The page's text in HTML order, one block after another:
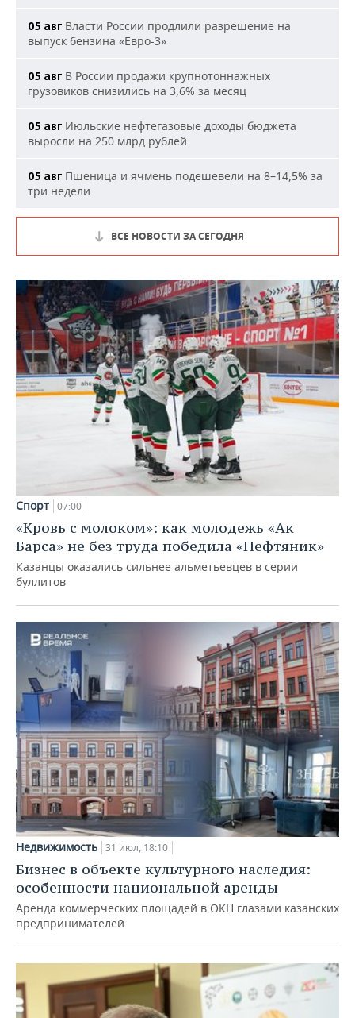
05 авг Власти России продлили разрешение на
выпуск бензина «Евро-3»
05 авг В России продажи крупнотоннажных
грузовиков снизились на 3,6% за месяц
05 авг Июльские нефтегазовые доходы бюджета
выросли на 250 млрд рублей
05 авг Пшеница и ячмень подешевели на 8–14,5% за
три недели
ВСЕ НОВОСТИ ЗА СЕГОДНЯ
Спорт 07:00
«Кровь с молоком»: как молодежь «Ак
Барса» не без труда победила «Нефтяник»
Казанцы оказались сильнее альметьевцев в серии
буллитов
Недвижимость 31 июл, 18:10
Бизнес в объекте культурного наследия:
особенности национальной аренды
Аренда коммерческих площадей в ОКН глазами казанских
предпринимателей